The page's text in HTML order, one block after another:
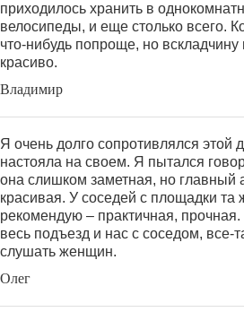
приходилось хранить в
велосипеды, и еще столько всего.
что-нибудь попроще, но вскладчину
красиво.
Владимир
Я очень долго сопротивлялся этой
настояла на своем. Я пытался
она слишком заметная, но главный
красивая. У соседей с площадки
рекомендую – практичная,
весь подъезд и нас с соседом, все-
слушать женщин.
Олег